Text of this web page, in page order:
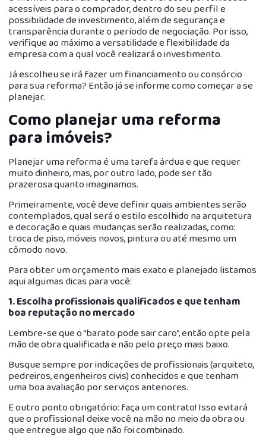
acessíveis para o comprador, dentro do seu perfil e
possibilidade de investimento, além de segurança e
transparência durante o período de negociação. Por isso,
verifique ao máximo a versatilidade e flexibilidade da
empresa com a qual você realizará o investimento.
Já escolheu se irá fazer um financiamento ou consórcio
para sua reforma? Então já se informe como começar a se
planejar.
Como planejar uma reforma
para imóveis?
Planejar uma reforma é uma tarefa árdua e que requer
muito dinheiro, mas, por outro lado, pode ser tão
prazerosa quanto imaginamos.
Primeiramente, você deve definir quais ambientes serão
contemplados, qual será o estilo escolhido na arquitetura
e decoração e quais mudanças serão realizadas, como:
troca de piso, móveis novos, pintura ou até mesmo um
cômodo novo.
Para obter um orçamento mais exato e planejado listamos
aqui algumas dicas para você:
1.Escolha profissionais qualificados e que tenham
boa reputação no mercado
Lembre-se que o “barato pode sair caro”, então opte pela
mão de obra qualificada e não pelo preço mais baixo.
Busque sempre por indicações de profissionais (arquiteto,
pedreiros, engenheiros civis) conhecidos e que tenham
uma boa avaliação por serviços anteriores.
E outro ponto obrigatório: faça um contrato! Isso evitará
que o profissional deixe você na mão no meio da obra ou
que entregue algo que não foi combinado.